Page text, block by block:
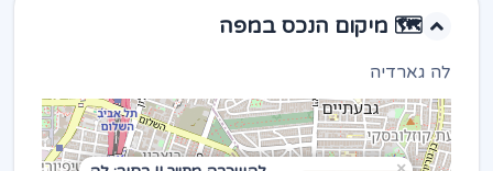
🗺️ מיקום הנכס במפה
לה גארדיה